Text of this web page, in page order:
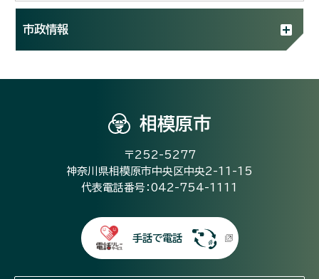
市政情報
相模原市
〒252-5277
神奈川県相模原市中央区中央2-11-15
代表電話番号：042-754-1111
手話で電話